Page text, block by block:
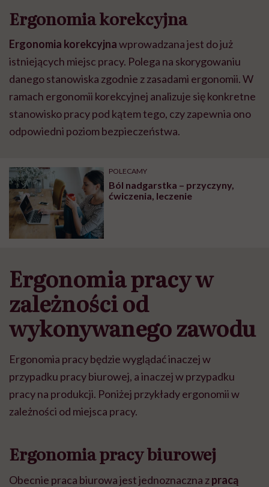
Ergonomia korekcyjna
Ergonomia korekcyjnawprowadzana jest do już
istniejących miejsc pracy. Polega na skorygowaniu
danego stanowiska zgodnie z zasadami ergonomii. W
ramach ergonomii korekcyjnej analizuje się konkretne
stanowisko pracy pod kątem tego, czy zapewnia ono
odpowiedni poziom bezpieczeństwa.
POLECAMY
Ból nadgarstka – przyczyny,
ćwiczenia, leczenie
Ergonomia pracy w
zależności od
wykonywanego zawodu
Ergonomia pracy będzie wyglądać inaczej w
przypadku pracy biurowej, a inaczej w przypadku
pracy na produkcji. Poniżej przykłady ergonomii w
zależności od miejsca pracy.
Ergonomia pracy biurowej
Obecnie praca biurowa jest jednoznaczna zpracą